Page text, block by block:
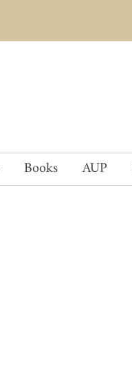
Books AUP